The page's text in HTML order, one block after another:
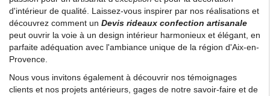
d'intérieur de qualité. Laissez-vous inspirer par nos réalisations et
découvrez comment un Devis rideaux confection artisanale
peut ouvrir la voie à un design intérieur harmonieux et élégant, en
parfaite adéquation avec l'ambiance unique de la région d'Aix-en-
Provence.
Nous vous invitons également à découvrir nos témoignages
clients et nos projets antérieurs, gages de notre savoir-faire et de